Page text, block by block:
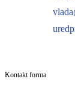
Kontakt forma